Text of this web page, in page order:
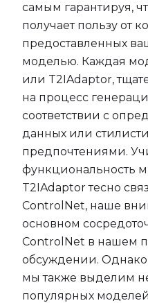
самым гарантируя,
получает пользу от
предоставленных
моделью. Каждая
или T2IAdaptor,
на процесс
соответствии с
данных или
предпочтениями.
функциональность
T2IAdaptor тесно
ControlNet, наше
основном
ControlNet в нашем
обсуждении.
мы также выделим
популярных